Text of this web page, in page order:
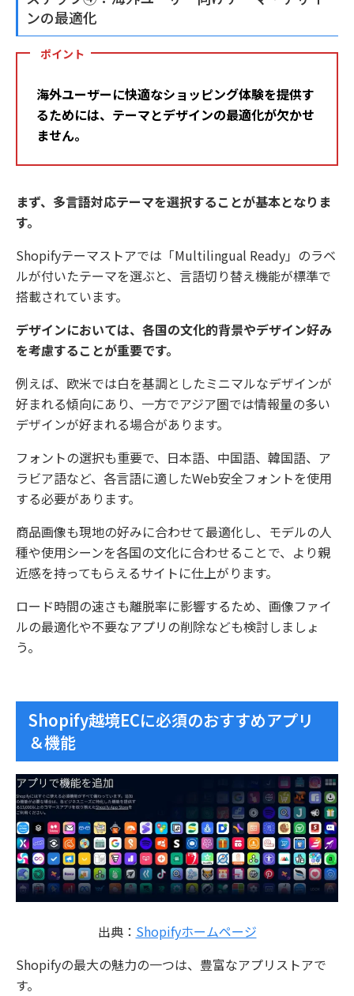
ンの最適化
ポイント
海外ユーザーに快適なショッピング体験を提供す
るためには、テーマとデザインの最適化が欠かせ
ません。
まず、多言語対応テーマを選択することが基本となりま
す。
Shopifyテーマストアでは「Multilingual Ready」のラベ
ルが付いたテーマを選ぶと、言語切り替え機能が標準で
搭載されています。
デザインにおいては、各国の文化的背景やデザイン好み
を考慮することが重要です。
例えば、欧米では白を基調としたミニマルなデザインが
好まれる傾向にあり、一方でアジア圏では情報量の多い
デザインが好まれる場合があります。
フォントの選択も重要で、日本語、中国語、韓国語、ア
ラビア語など、各言語に適したWeb安全フォントを使用
する必要があります。
商品画像も現地の好みに合わせて最適化し、モデルの人
種や使用シーンを各国の文化に合わせることで、より親
近感を持ってもらえるサイトに仕上がります。
ロード時間の速さも離脱率に影響するため、画像ファイ
ルの最適化や不要なアプリの削除なども検討しましょ
う。
Shopify越境ECに必須のおすすめアプリ
＆機能
出典： Shopifyホームページ
Shopifyの最大の魅力の一つは、豊富なアプリストアで
す。